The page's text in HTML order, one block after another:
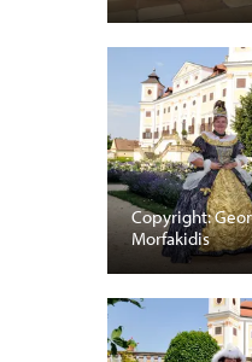
Copyright:
Morfakidis